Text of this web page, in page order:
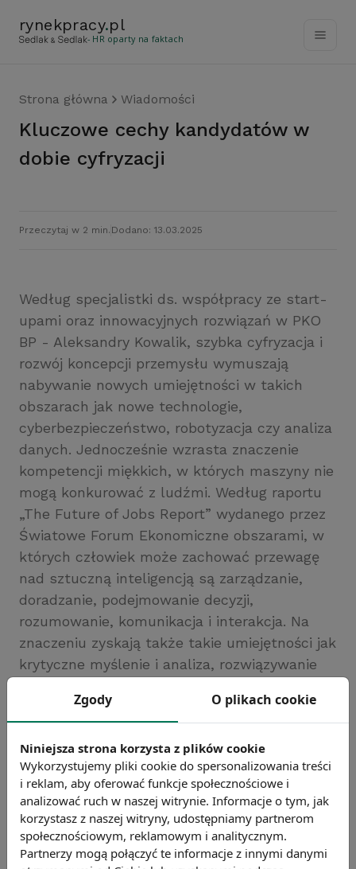
rynekpracy.pl
- HR oparty na faktach
Strona główna Wiadomości
Kluczowe cechy kandydatów w
dobie cyfryzacji
Przeczytaj w 2 min. Dodano: 13.03.2025
Według specjalistki ds. współpracy ze start-
upami oraz innowacyjnych rozwiązań w PKO
BP - Aleksandry Kowalik, szybka cyfryzacja i
rozwój koncepcji przemysłu wymuszają
nabywanie nowych umiejętności w takich
obszarach jak nowe technologie,
cyberbezpieczeństwo, robotyzacja czy analiza
danych. Jednocześnie wzrasta znaczenie
kompetencji miękkich, w których maszyny nie
mogą konkurować z ludźmi. Według raportu
„The Future of Jobs Report” wydanego przez
Światowe Forum Ekonomiczne obszarami, w
których człowiek może zachować przewagę
nad sztuczną inteligencją są zarządzanie,
doradzanie, podejmowanie decyzji,
rozumowanie, komunikacja i interakcja. Na
znaczeniu zyskają także takie umiejętności jak
krytyczne myślenie i analiza, rozwiązywanie
tolerancja na stres i elastyczność. Jak uważa
Aleksandra Kowalik, do tego zbioru należy
dodać także otwartość na nowe technologie i
rozumienie ich.
Źródło: https://www.bankier.pl
Chcesz wiedzieć więcej?
Zobacz więcej wiadomości
Zgody O plikach cookie
Niniejsza strona korzysta z plików cookie
Wykorzystujemy pliki cookie do spersonalizowania treści
i reklam, aby oferować funkcje społecznościowe i
analizować ruch w naszej witrynie. Informacje o tym, jak
korzystasz z naszej witryny, udostępniamy partnerom
społecznościowym, reklamowym i analitycznym.
Partnerzy mogą połączyć te informacje z innymi danymi